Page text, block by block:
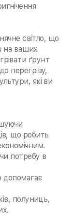
світло, що
на ваших
ґрунт
перегріву,
які ви
що робить
потребу в
допомагає
полуниць,